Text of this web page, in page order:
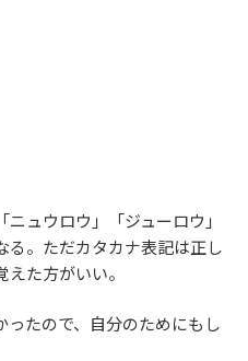
ュウロウ」「ジューロウ」
る。ただカタカナ表記は正し
た方がいい。
ったので、自分のためにもし